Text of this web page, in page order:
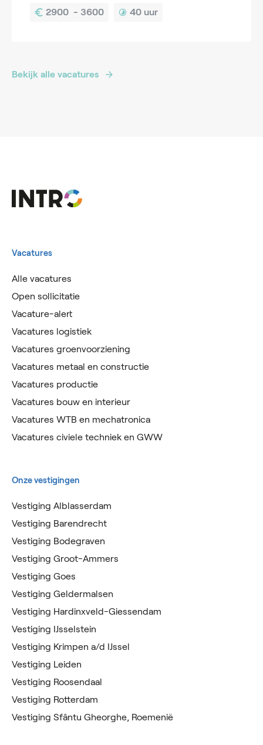
40 uur
Bekijk alle vacatures
Vacatures
Alle vacatures
Open sollicitatie
Vacature-alert
Vacatures logistiek
Vacatures groenvoorziening
Vacatures metaal en constructie
Vacatures productie
Vacatures bouw en interieur
Vacatures WTB en mechatronica
Vacatures civiele techniek en GWW
Onze vestigingen
Vestiging Alblasserdam
Vestiging Barendrecht
Vestiging Bodegraven
Vestiging Groot-Ammers
Vestiging Goes
Vestiging Geldermalsen
Vestiging Hardinxveld-Giessendam
Vestiging IJsselstein
Vestiging Krimpen a/d IJssel
Vestiging Leiden
Vestiging Roosendaal
Vestiging Rotterdam
Vestiging Sfântu Gheorghe, Roemenië